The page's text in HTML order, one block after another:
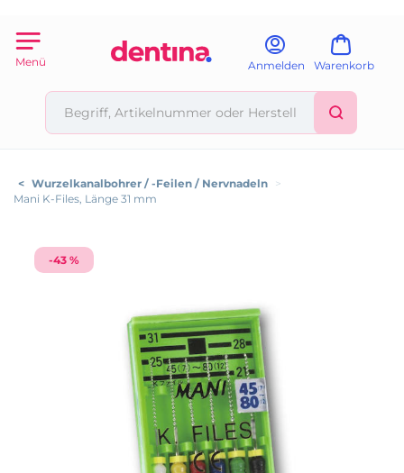
Menü Anmelden Warenkorb
< Wurzelkanalbohrer / -Feilen / Nervnadeln >
Mani K-Files, Länge 31 mm
-43 %